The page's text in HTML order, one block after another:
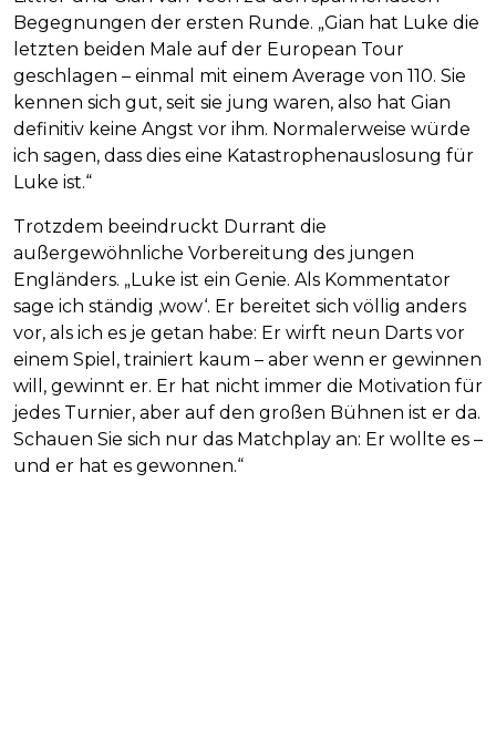
Begegnungen der ersten Runde. „Gian hat Luke die
letzten beiden Male auf der European Tour
geschlagen – einmal mit einem Average von 110. Sie
kennen sich gut, seit sie jung waren, also hat Gian
definitiv keine Angst vor ihm. Normalerweise würde
ich sagen, dass dies eine Katastrophenauslosung für
Luke ist.“
Trotzdem beeindruckt Durrant die
außergewöhnliche Vorbereitung des jungen
Engländers. „Luke ist ein Genie. Als Kommentator
sage ich ständig ‚wow‘. Er bereitet sich völlig anders
vor, als ich es je getan habe: Er wirft neun Darts vor
einem Spiel, trainiert kaum – aber wenn er gewinnen
will, gewinnt er. Er hat nicht immer die Motivation für
jedes Turnier, aber auf den großen Bühnen ist er da.
Schauen Sie sich nur das Matchplay an: Er wollte es –
und er hat es gewonnen.“